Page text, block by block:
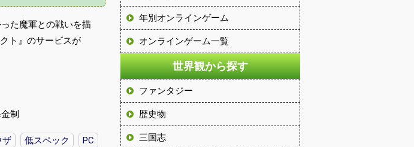
た魔軍との戦いを描
ト』のサービスが
制
ザ 低スペック PC
年別オンラインゲーム
オンラインゲーム一覧
世界観から探す
ファンタジー
歴史物
三国志